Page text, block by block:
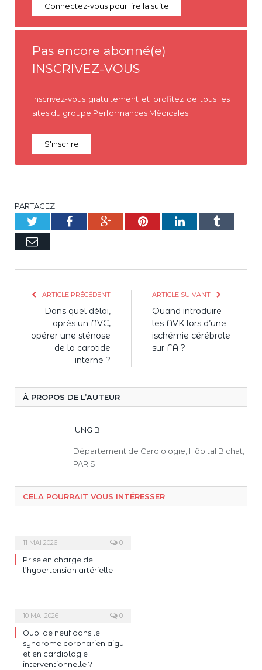
Connectez-vous pour lire la suite
Pas encore abonné(e)
INSCRIVEZ-VOUS
Inscrivez-vous gratuitement et profitez de tous les
sites du groupe Performances Médicales
S'inscrire
PARTAGEZ.
TwitterFacebookGoogle+PinterestLinkedInTumblr
E-
ARTICLE PRÉCÉDENT
Dans quel délai,
après un AVC,
opérer une sténose
de la carotide
interne ?
ARTICLE SUIVANT
Quand introduire
les AVK lors d’une
ischémie cérébrale
sur FA ?
À PROPOS DE L’AUTEUR
IUNG B.
Département de Cardiologie, Hôpital Bichat,
PARIS.
CELA POURRAIT VOUS INTÉRESSER
11 MAI 2026 0
Prise en charge de
l’hypertension artérielle
10 MAI 2026 0
Quoi de neuf dans le
syndrome coronarien aigu
et en cardiologie
interventionnelle ?